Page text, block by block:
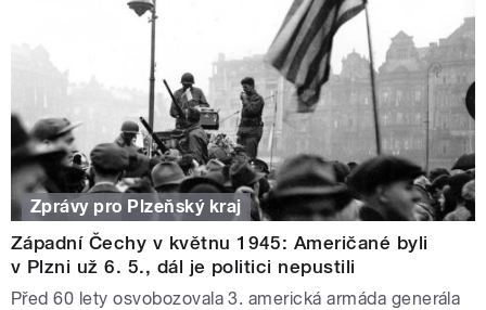
Zprávy pro Plzeňský kraj
Západní Čechy v květnu 1945: Američané byli
v Plzni už 6. 5., dál je politici nepustili
Před 60 lety osvobozovala 3. americká armáda generála